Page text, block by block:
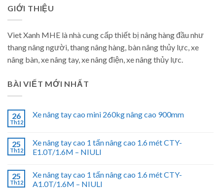
GIỚI THIỆU
Viet Xanh MHE là nhà cung cấp thiết bị nâng hàng đầu như
thang nâng người, thang nâng hàng, bàn nâng thủy lực, xe
nâng bàn, xe nâng tay, xe nâng điện, xe nâng thủy lực.
BÀI VIẾT MỚI NHẤT
26
Th12
Xe nâng tay cao mini 260kg nâng cao 900mm
25
Th12
Xe nâng tay cao 1 tấn nâng cao 1.6 mét CTY-
E1.0T/1.6M – NIULI
25
Th12
Xe nâng tay cao 1 tấn nâng cao 1.6 mét CTY-
A1.0T/1.6M – NIULI